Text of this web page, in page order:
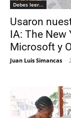
Debes leer...
Usaron
IA: The New
Microsoft y
Juan Luis Simancas -